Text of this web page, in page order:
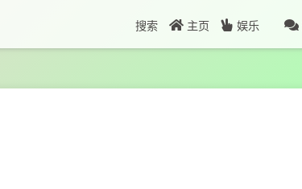
搜索 主页 娱乐